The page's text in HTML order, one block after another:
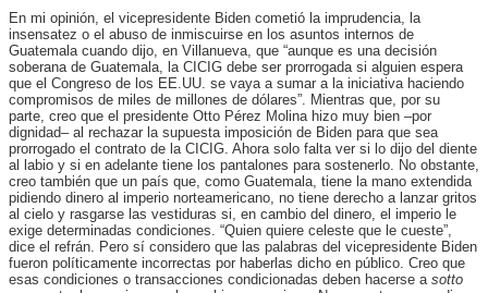
En mi opinión, el vicepresidente Biden cometió la imprudencia, la
insensatez o el abuso de inmiscuirse en los asuntos internos de
Guatemala cuando dijo, en Villanueva, que “aunque es una decisión
soberana de Guatemala, la CICIG debe ser prorrogada si alguien espera
que el Congreso de los EE.UU. se vaya a sumar a la iniciativa haciendo
compromisos de miles de millones de dólares”. Mientras que, por su
parte, creo que el presidente Otto Pérez Molina hizo muy bien –por
dignidad– al rechazar la supuesta imposición de Biden para que sea
prorrogado el contrato de la CICIG. Ahora solo falta ver si lo dijo del diente
al labio y si en adelante tiene los pantalones para sostenerlo. No obstante,
creo también que un país que, como Guatemala, tiene la mano extendida
pidiendo dinero al imperio norteamericano, no tiene derecho a lanzar gritos
al cielo y rasgarse las vestiduras si, en cambio del dinero, el imperio le
exige determinadas condiciones. “Quien quiere celeste que le cueste”,
dice el refrán. Pero sí considero que las palabras del vicepresidente Biden
fueron políticamente incorrectas por haberlas dicho en público. Creo que
esas condiciones o transacciones condicionadas deben hacerse a sotto